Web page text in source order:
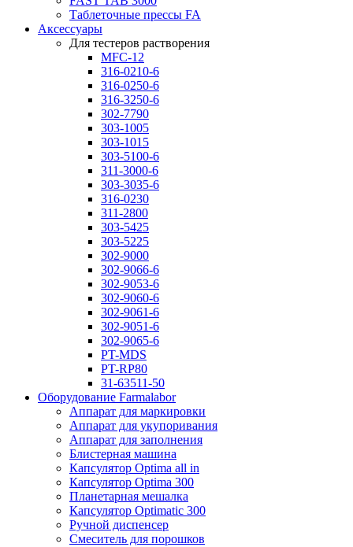
Таблеточные прессы FA
Аксессуары
Для тестеров растворения
MFC-12
316-0210-6
316-0250-6
316-3250-6
302-7790
303-1005
303-1015
303-5100-6
311-3000-6
303-3035-6
316-0230
311-2800
303-5425
303-5225
302-9000
302-9066-6
302-9053-6
302-9060-6
302-9061-6
302-9051-6
302-9065-6
PT-MDS
PT-RP80
31-63511-50
Оборудование Farmalabor
Аппарат для маркировки
Аппарат для укупоривания
Аппарат для заполнения
Блистерная машина
Капсулятор Optima all in
Капсулятор Optima 300
Планетарная мешалка
Капсулятор Optimatic 300
Ручной диспенсер
Смеситель для порошков